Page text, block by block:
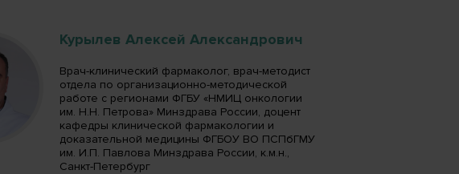
Курылев Алексей Александрович
Врач-клинический фармаколог, врач-методист
отдела по организационно-методической
работе с регионами ФГБУ «НМИЦ онкологии
им. Н.Н. Петрова» Минздрава России, доцент
кафедры клинической фармакологии и
доказательной медицины ФГБОУ ВО ПСПбГМУ
им. И.П. Павлова Минздрава России, к.м.н.,
Санкт-Петербург